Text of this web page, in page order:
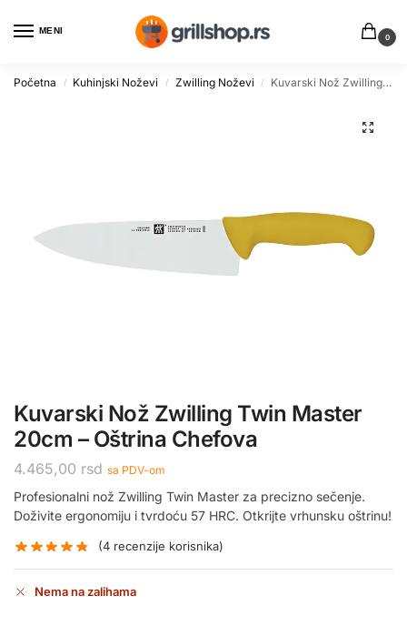
MENI
0
Početna / Kuhinjski Noževi / Zwilling Noževi / Kuvarski Nož Zwilling Twin Master 20cm – Oštrina Chefova
Kuvarski Nož Zwilling Twin Master
20cm – Oštrina Chefova
4.465,00 rsd sa PDV-om
Profesionalni nož Zwilling Twin Master za precizno sečenje.
Doživite ergonomiju i tvrdoću 57 HRC. Otkrijte vrhunsku oštrinu!
(4 recenzije korisnika)
Nema na zalihama